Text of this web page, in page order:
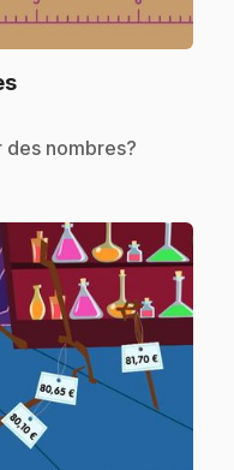
.
nombres?